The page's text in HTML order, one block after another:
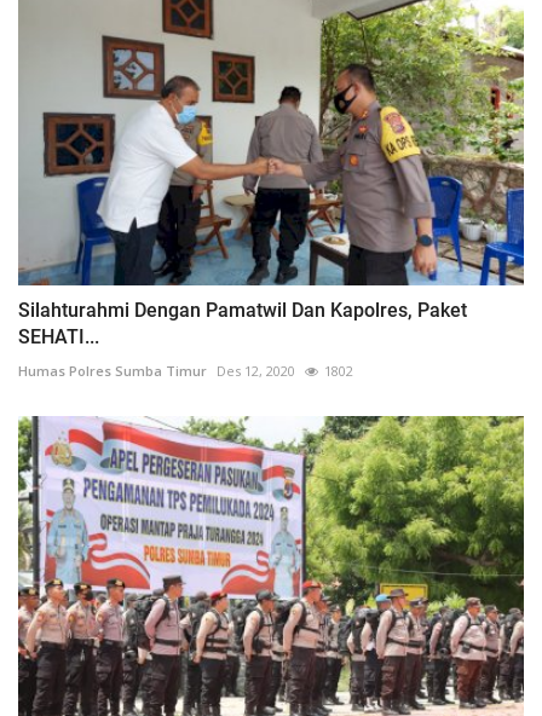
Silahturahmi Dengan Pamatwil Dan Kapolres, Paket
SEHATI...
Humas Polres Sumba Timur Des 12, 2020 1802